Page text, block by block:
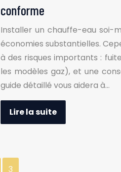
conforme
Installer un chauffe-eau soi-
économies substantielles.
à des risques importants :
les modèles gaz), et une
guide détaillé vous aidera à…
Lire la suite
3